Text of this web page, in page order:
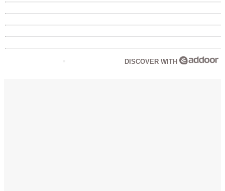
DISCOVER WITH